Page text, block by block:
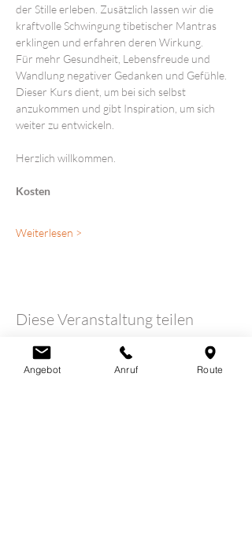
der Stille erleben. Zusätzlich lassen wir die
kraftvolle Schwingung tibetischer Mantras
erklingen und erfahren deren Wirkung.
Für mehr Gesundheit, Lebensfreude und
Wandlung negativer Gedanken und Gefühle.
Dieser Kurs dient, um bei sich selbst
anzukommen und gibt Inspiration, um sich
weiter zu entwickeln.
Herzlich willkommen.
Kosten
Weiterlesen >
Diese Veranstaltung teilen
Angebot Anruf Route